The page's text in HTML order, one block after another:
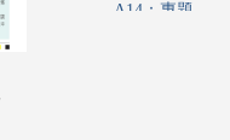
A14：專題